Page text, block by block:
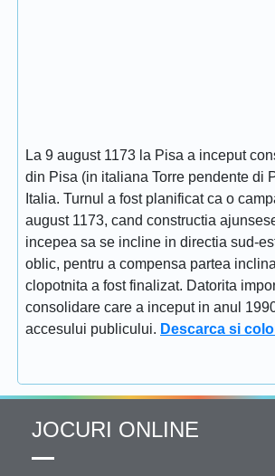
La 9 august 1173 la Pisa a inceput
din Pisa (in italiana Torre pendente di
Italia. Turnul a fost planificat ca o
august 1173, cand constructia
incepea sa se incline in directia sud-
oblic, pentru a compensa partea
clopotnita a fost finalizat. Datorita
consolidare care a inceput in anul
accesului publicului. Descarca si
JOCURI ONLINE